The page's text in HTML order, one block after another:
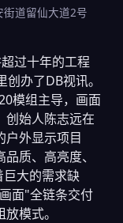
道留仙大道2号
过十年的工程
办了DB视讯。
模组主导，画面
创始人陈志远在
户外显示项目
质、高亮度、
大的需求缺
面"全链条交付
模式。